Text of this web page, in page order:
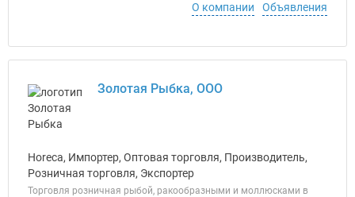
О компании
Объявления
Золотая Рыбка, ООО
Horeca, Импортер, Оптовая торговля, Производитель,
Розничная торговля, Экспортер
Торговля розничная рыбой, ракообразными и моллюсками в